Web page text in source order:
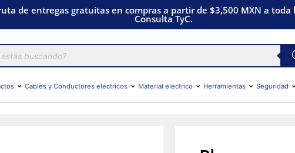
de entregas gratuitas en compras a partir de $3,500 MXN a toda
Consulta TyC.
Cables y Conductores electricos Material electrico Herramientas Seguridad